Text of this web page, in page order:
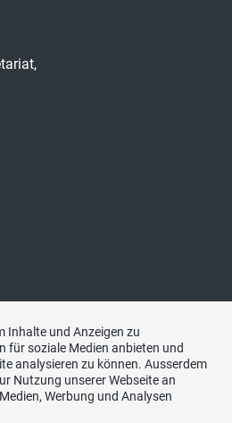
Inhalte und Anzeigen zu
für soziale Medien anbieten und
analysieren zu können. Ausserdem
Nutzung unserer Webseite an
Werbung und Analysen